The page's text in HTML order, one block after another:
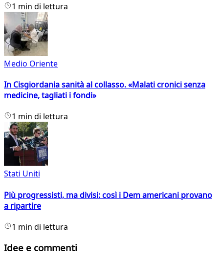
1 min di lettura
Medio Oriente
In Cisgiordania sanità al collasso. «Malati cronici senza
medicine, tagliati i fondi»
1 min di lettura
Stati Uniti
Più progressisti, ma divisi: così i Dem americani provano
a ripartire
1 min di lettura
Idee e commenti